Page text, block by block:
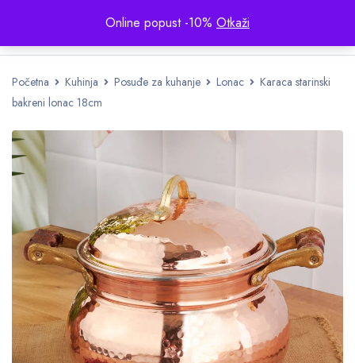
Online popust -10% Otkaži
Početna Kuhinja Posuđe za kuhanje Lonac
Karaca starinski
bakreni lonac 18cm